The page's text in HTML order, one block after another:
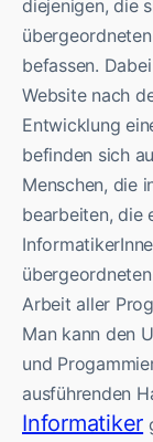
diejenigen, die
befassen.
Website nach
Entwicklung
befinden sich
Menschen, die
bearbeiten, die
Arbeit aller
Man kann den
und
ausführenden
Informatiker